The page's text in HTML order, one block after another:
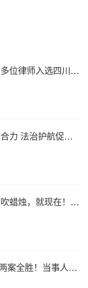
喜讯丨弘齐多位律师入选四川省破产管理人协会工作委员会委员
党建联建聚合力 法治护航促振兴 | 弘齐律所党支部与龙星村党委联合开展庆 “七一” 主题党日活动
弘齐人文｜吹蜡烛，就现在！弘齐第二季度生日会如约而至
弘齐新闻 | 两案全胜！当事人赠 “律法精湛 不负重托” 锦旗致谢